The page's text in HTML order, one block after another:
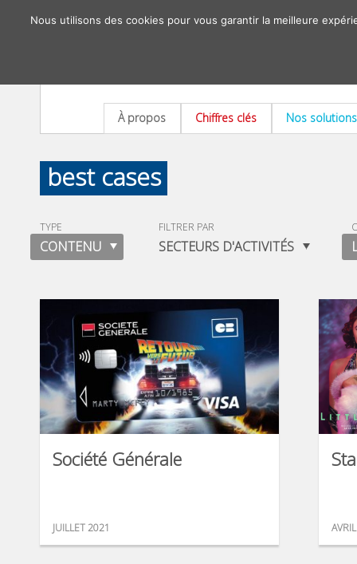
À propos Chiffres clés Nos solutions
best cases
TYPE
CONTENU
FILTRER PAR
SECTEURS D'ACTIVITÉS
Société Générale
JUILLET 2021
Nous utilisons des cookies pour vous garantir la meilleure